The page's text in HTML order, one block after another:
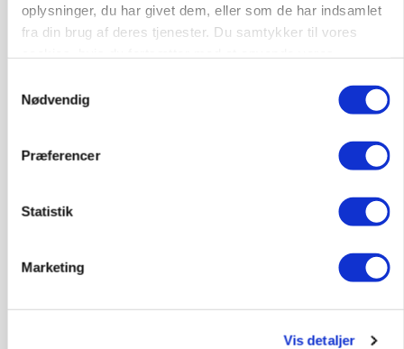
oplysninger, du har givet dem, eller som de har indsamlet
fra din brug af deres tjenester. Du samtykker til vores
Nødvendig
Præferencer
Statistik
Marketing
Vis detaljer
PLANTER
KWS Rallys topper årets sortsforsøg i vinterbyg
Jobs